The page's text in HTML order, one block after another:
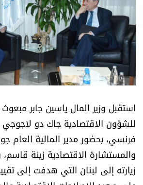
أسرار
متفرقات
نداء القرّاء
كتّابنا
تحت المجهر
استقبل وزير المال ياسين جابر
للشؤون الاقتصادية جاك دو
فرنسي، بحضور مدير المالية العام
والمستشارة الاقتصادية زينة
زيارته إلى لبنان التي هدفت إلى